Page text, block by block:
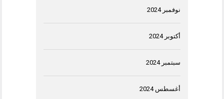
نوفمبر 2024
أكتوبر 2024
سبتمبر 2024
أغسطس 2024